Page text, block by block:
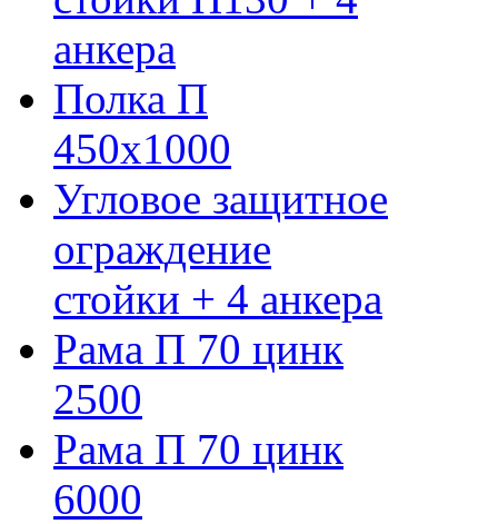
анкера
Полка П
450х1000
Угловое защитное
ограждение
стойки + 4 анкера
Рама П 70 цинк
2500
Рама П 70 цинк
6000